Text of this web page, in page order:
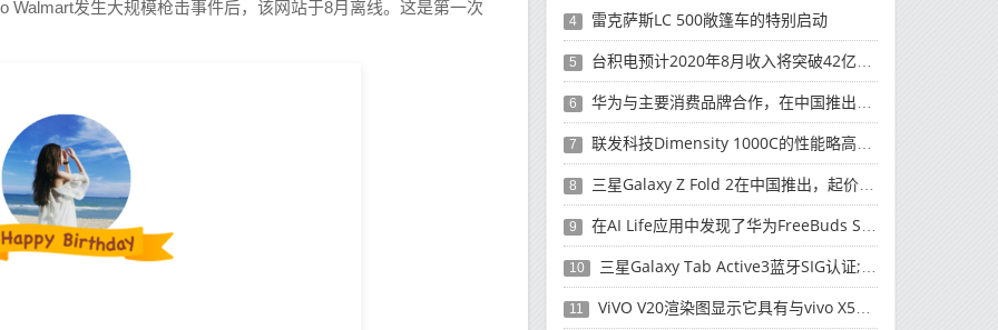
Walmart发生大规模枪击事件后，该网站于8月离线。这是第一次
4 雷克萨斯LC 500敞篷车的特别启动
5 台积电预计2020年8月收入将突破42亿美元，创历史新高
6 华为与主要消费品牌合作，在中国推出采用HarmonyOS 2.0的智能家居产品
7 联发科技Dimensity 1000C的性能略高于Snapdragon 765G
8 三星Galaxy Z Fold 2在中国推出，起价为16,999元
9 在AI Life应用中发现了华为FreeBuds Studio耳机
10 三星Galaxy Tab Active3蓝牙SIG认证; 发布可能快要结束了
11 ViVO V20渲染图显示它具有与vivo X50 Pro类似的后部设计